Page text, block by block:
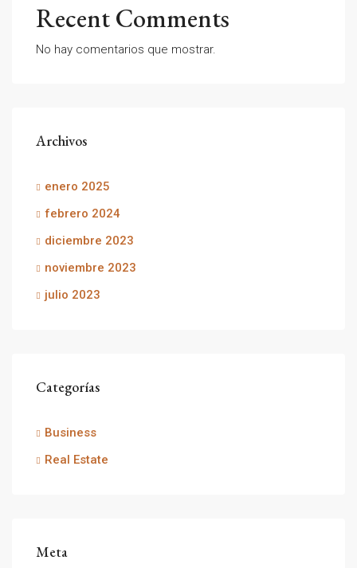
Recent Comments
No hay comentarios que mostrar.
Archivos
enero 2025
febrero 2024
diciembre 2023
noviembre 2023
julio 2023
Categorías
Business
Real Estate
Meta